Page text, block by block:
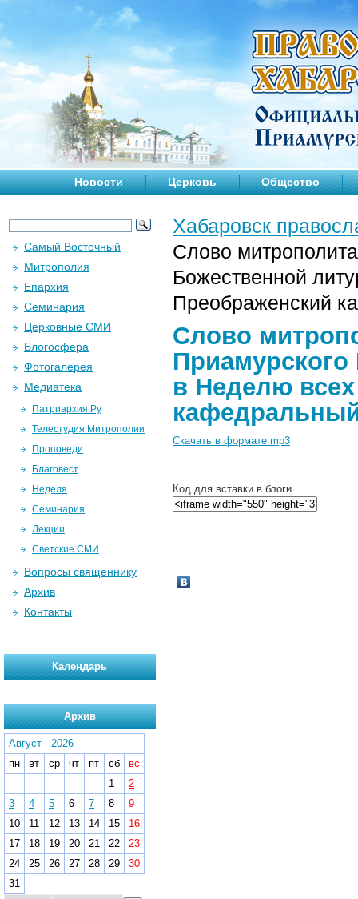
Новости Церковь Общество
Хабаровск
Слово
Божественной
Преображенский
Слово
Приамурского
в Неделю
Скачать в формате mp3
Код для вставки в блоги
Самый Восточный
Митрополия
Епархия
Семинария
Церковные СМИ
Блогосфера
Фотогалерея
Медиатека
Патриархия.Ру
Телестудия Митрополии
Проповеди
Благовест
Неделя
Семинария
Лекции
Светские СМИ
Вопросы священнику
Архив
Контакты
Календарь
Архив
Август - 2026
пн
вт ср чт пт сб
вс
1
2
3
4 5 6 7 8
9
10
11 12 13 14 15
16
17
18 19 20 21 22
23
24
25 26 27 28 29
30
31